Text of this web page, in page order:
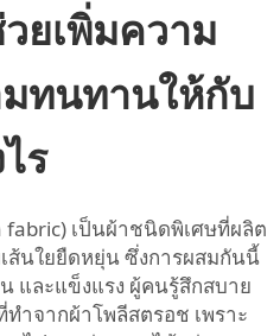
ยเพิ่มความ
ทนทานให้กับ
ร
fabric) เป็นผ้าชนิดพิเศษที่ผลิต
ส้นใยยืดหยุ่น ซึ่งการผสมกันนี้
และแข็งแรง ผู้คนรู้สึกสบาย
ำจากผ้าโพลีสตรอช เพราะ